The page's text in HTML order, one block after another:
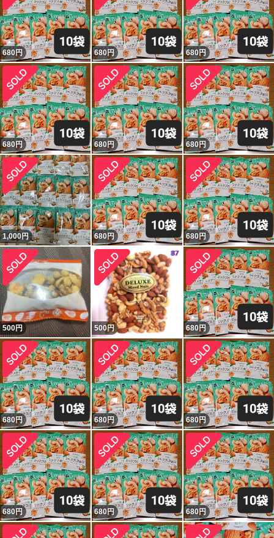
680円 680円 680円
680円 680円 680円
1,000円 680円 680円
500円 500円 680円
680円 680円 680円
680円 680円 680円